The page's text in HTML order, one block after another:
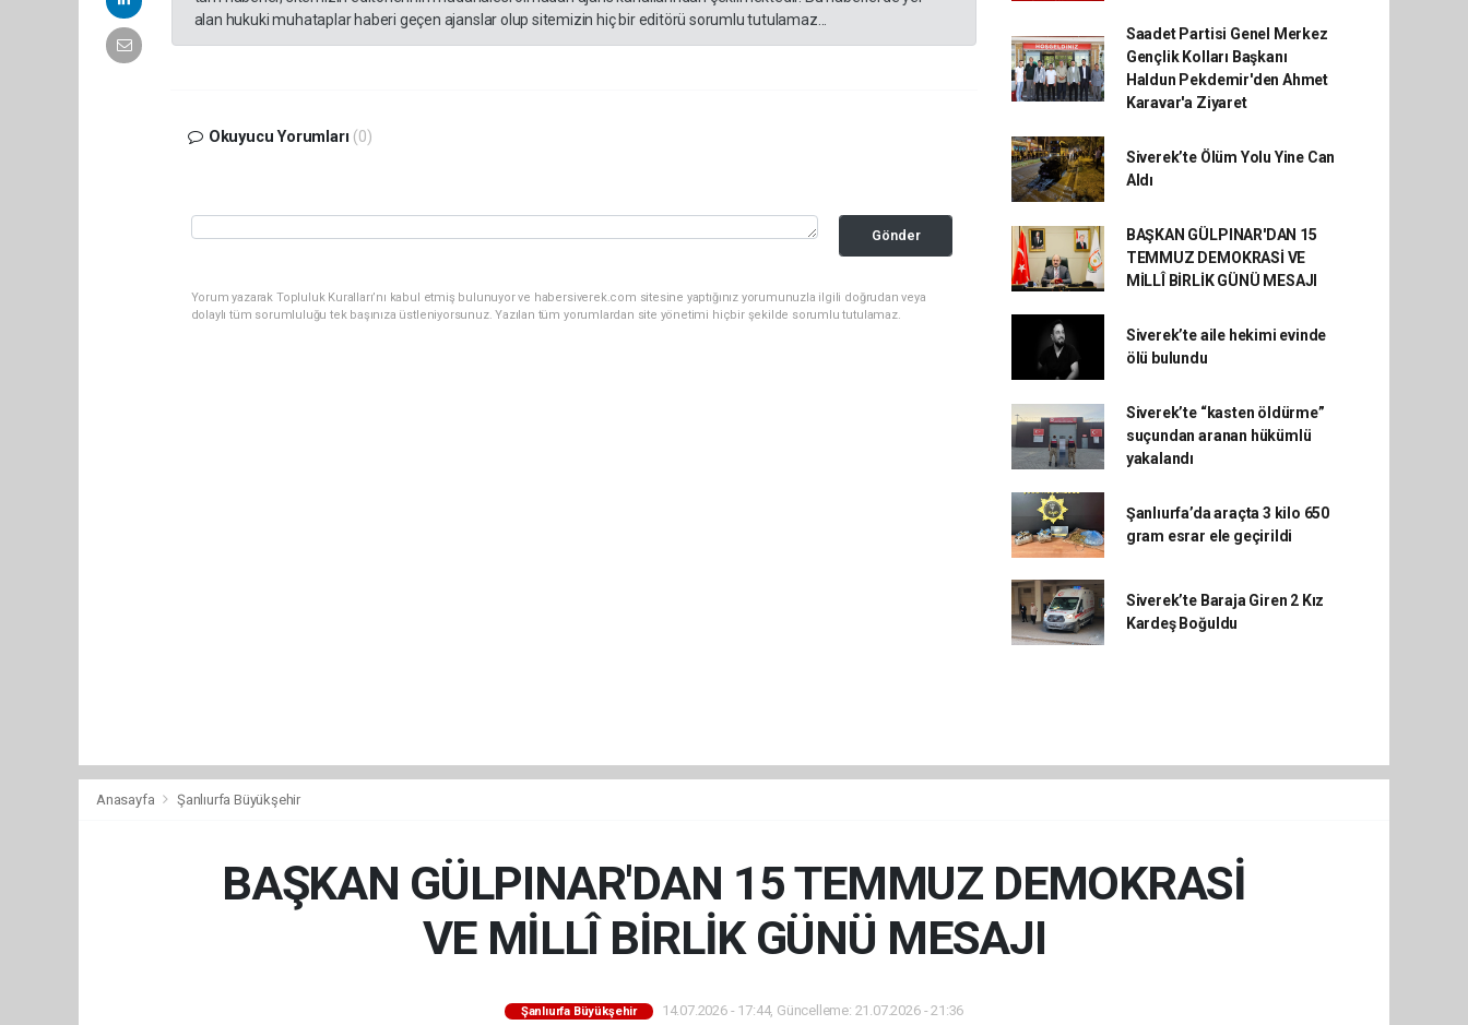
alan hukuki muhataplar haberi geçen ajanslar olup sitemizin hiç bir editörü sorumlu tutulamaz...
Okuyucu Yorumları (0)
Gönder
Yorum yazarak Topluluk Kuralları’nı kabul etmiş bulunuyor ve habersiverek.com sitesine yaptığınız yorumunuzla ilgili doğrudan veya
dolaylı tüm sorumluluğu tek başınıza üstleniyorsunuz. Yazılan tüm yorumlardan site yönetimi hiçbir şekilde sorumlu tutulamaz.
Saadet Partisi Genel Merkez
Gençlik Kolları Başkanı
Haldun Pekdemir'den Ahmet
Karavar'a Ziyaret
Siverek’te Ölüm Yolu Yine Can
Aldı
BAŞKAN GÜLPINAR'DAN 15
TEMMUZ DEMOKRASİ VE
MİLLÎ BİRLİK GÜNÜ MESAJI
Siverek’te aile hekimi evinde
ölü bulundu
Siverek’te “kasten öldürme”
suçundan aranan hükümlü
yakalandı
Şanlıurfa’da araçta 3 kilo 650
gram esrar ele geçirildi
Siverek’te Baraja Giren 2 Kız
Kardeş Boğuldu
Anasayfa Şanlıurfa Büyükşehir
BAŞKAN GÜLPINAR'DAN 15 TEMMUZ DEMOKRASİ
VE MİLLÎ BİRLİK GÜNÜ MESAJI
Şanlıurfa Büyükşehir 14.07.2026 - 17:44, Güncelleme: 21.07.2026 - 21:36